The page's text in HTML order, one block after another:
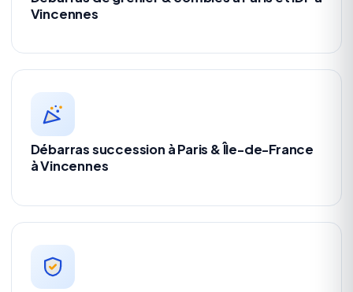
Vincennes
Débarras succession à Paris & Île-de-France
à Vincennes